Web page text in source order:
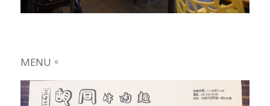
MENU。